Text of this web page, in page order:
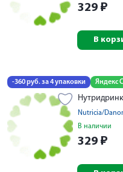
329 ₽
В
-360 руб. за 4 упаковки Яндекс
Nutricia/
В наличии
329 ₽